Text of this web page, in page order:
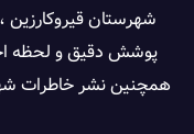
شهرستان قیروکارزین
پوشش دقیق و لحظه
همچنین نشر خاطرات